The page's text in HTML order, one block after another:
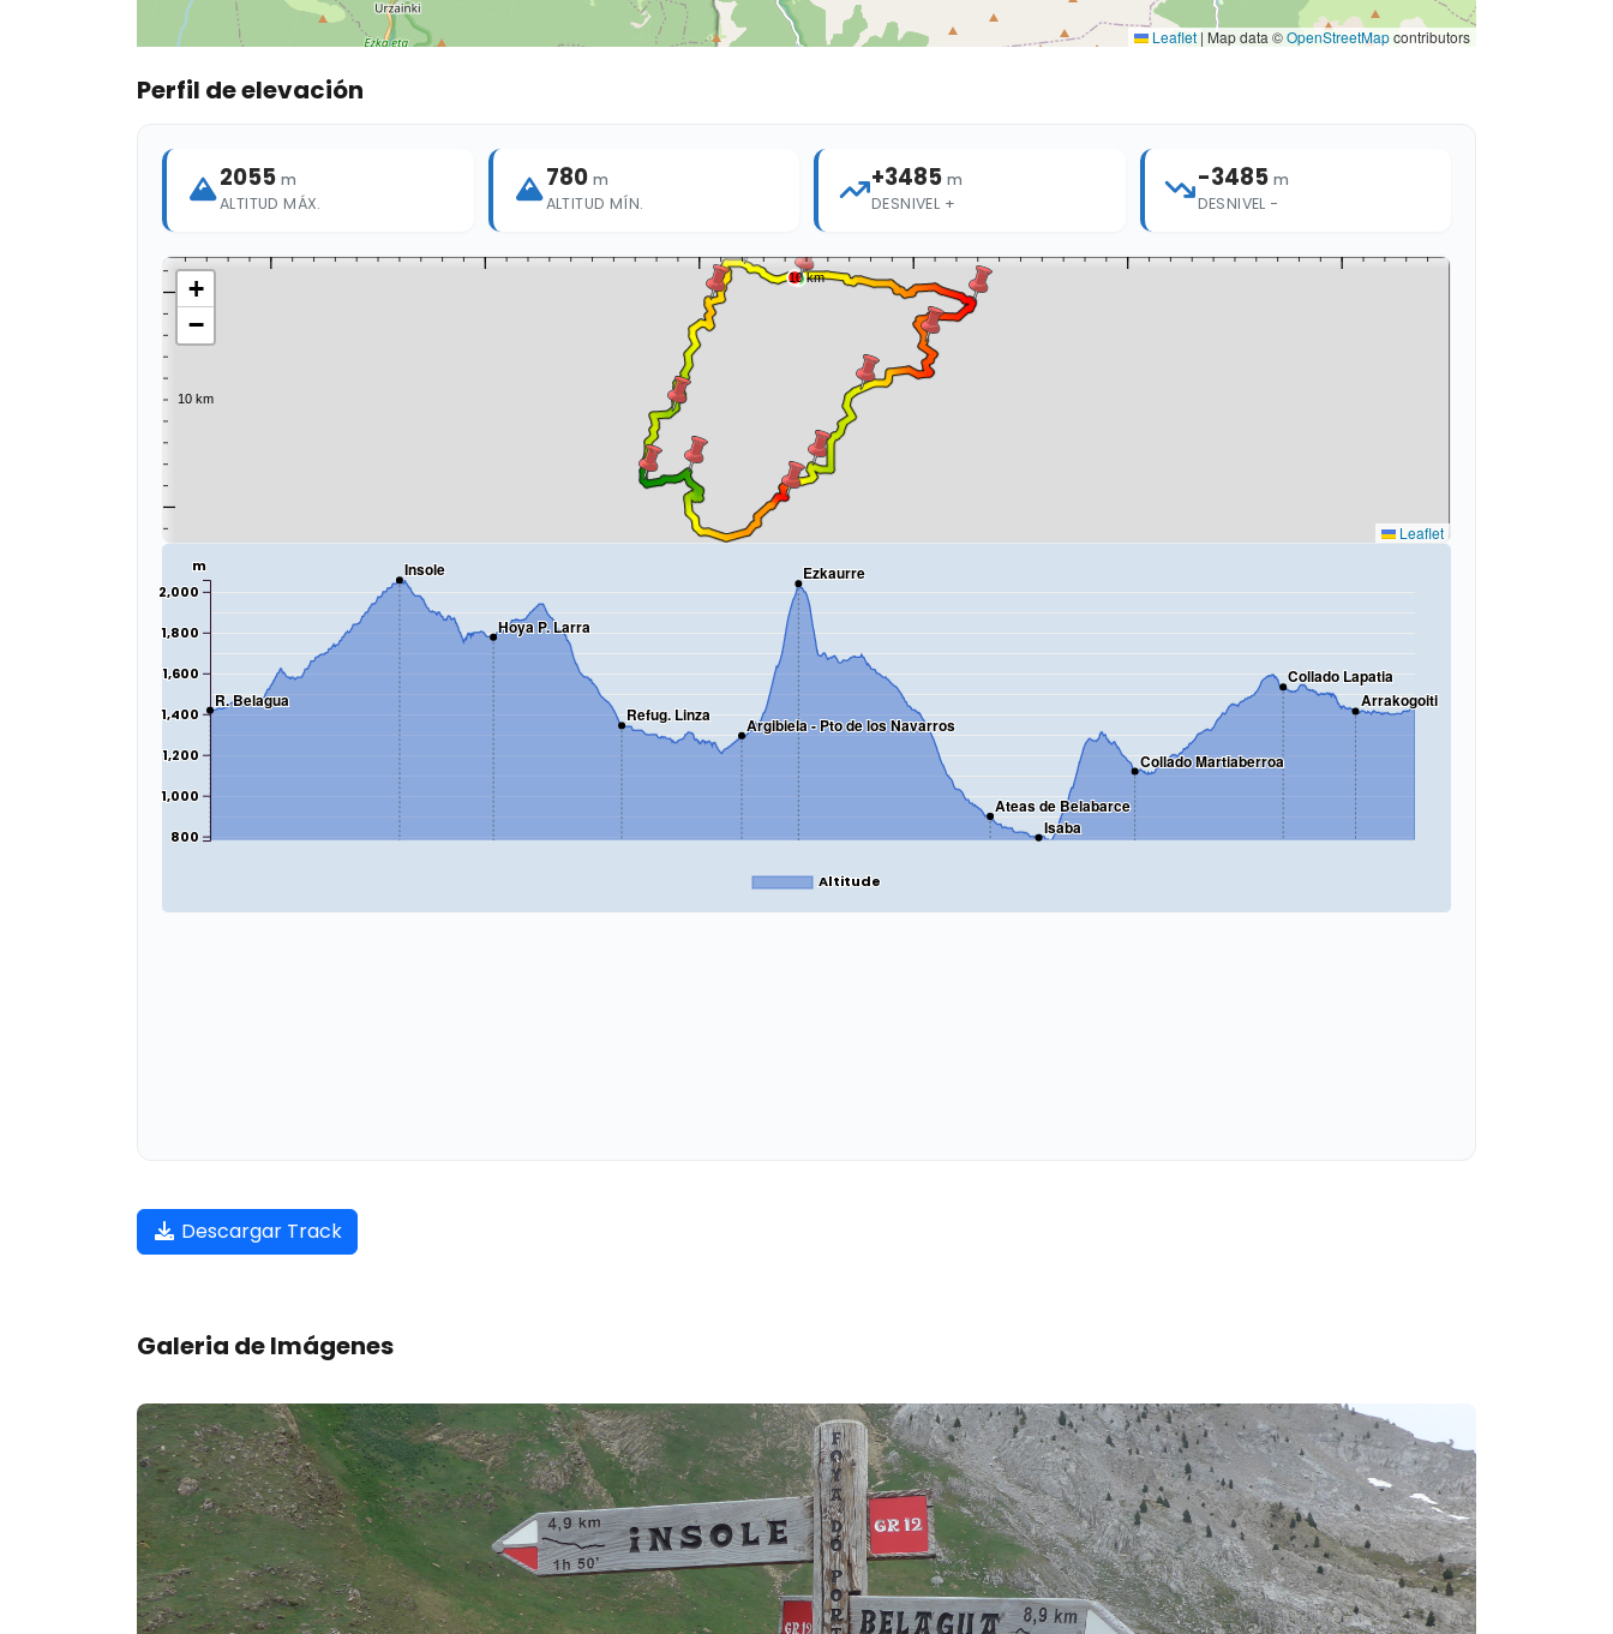
Leaflet | Map data ©OpenStreetMapcontributors
Perfil de elevación
2055 m
ALTITUD MÁX.
780 m
ALTITUD MÍN.
+3485 m
DESNIVEL +
-3485 m
DESNIVEL −
+
−
Leaflet
800
1,000
1,200
1,400
1,600
1,800
2,000
m
Argibiela - Pto de los Navarros
Arrakogoiti
Ateas de Belabarce
Collado Lapatia
Collado Martiaberroa
Ezkaurre
Hoya P. Larra
Insole
Isaba
R. Belagua
Refug. Linza
Altitude
Descargar Track
Galeria de Imágenes